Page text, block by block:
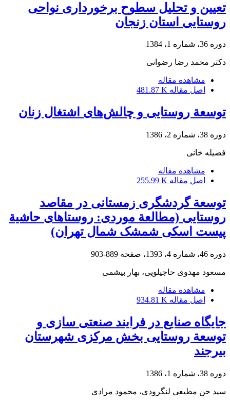
تعیین و تحلیل سطوح برخورداری نواحی
روستایی استان زنجان
دوره 36، شماره 1، 1384
دکتر محمد رضا رضوانی
مشاهده مقاله
اصل مقاله 481.87 K
توسعة روستایی و چالش‌های اشتغال زنان
دوره 38، شماره 2، 1386
فضیله خانی
مشاهده مقاله
اصل مقاله 255.99 K
توسعة گردشگری زمستانی در مقاصد
روستایی (مطالعة موردی: روستا‌های حاشیة
پیست اسکی شمشک شمال تهران)
دوره 46، شماره 4، 1393، صفحه 889-903
مسعود مهدوی حاجیلویی، بهار بیشمی
مشاهده مقاله
اصل مقاله 934.81 K
جایگاه صنایع در فرایند صنعتی سازی و
توسعة روستایی بخش مرکزی شهرستان
بیرجند
دوره 38، شماره 1، 1386
سید حن مطیعی لنگرودی، محمود مرادی